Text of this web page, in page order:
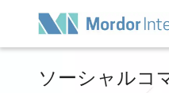
ソーシャルコ